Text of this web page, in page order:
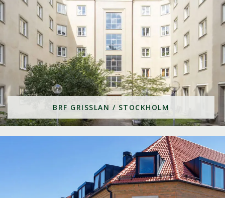
BRF GRISSLAN / STOCKHOLM